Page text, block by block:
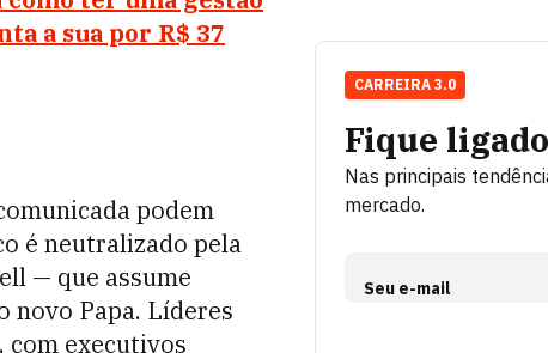
a sua por R$ 37
podem
é neutralizado pela
— que assume
novo Papa. Líderes
executivos
Fique ligado
Nas principais
mercado.
Seu e-mail
CARREIRA 3.0